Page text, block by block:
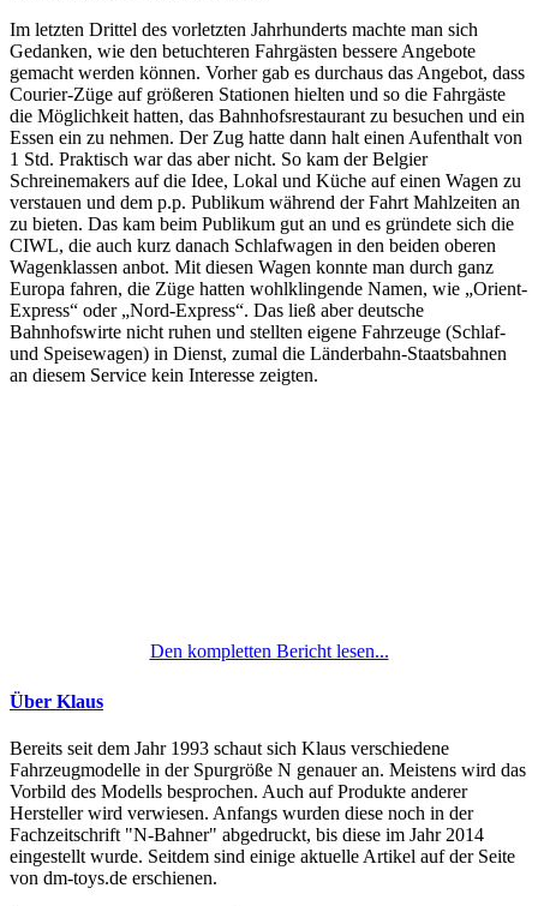
Im letzten Drittel des vorletzten Jahrhunderts machte man sich
Gedanken, wie den betuchteren Fahrgästen bessere Angebote
gemacht werden können. Vorher gab es durchaus das Angebot, dass
Courier-Züge auf größeren Stationen hielten und so die Fahrgäste
die Möglichkeit hatten, das Bahnhofsrestaurant zu besuchen und ein
Essen ein zu nehmen. Der Zug hatte dann halt einen Aufenthalt von
1 Std. Praktisch war das aber nicht. So kam der Belgier
Schreinemakers auf die Idee, Lokal und Küche auf einen Wagen zu
verstauen und dem p.p. Publikum während der Fahrt Mahlzeiten an
zu bieten. Das kam beim Publikum gut an und es gründete sich die
CIWL, die auch kurz danach Schlafwagen in den beiden oberen
Wagenklassen anbot. Mit diesen Wagen konnte man durch ganz
Europa fahren, die Züge hatten wohlklingende Namen, wie „Orient-
Express“ oder „Nord-Express“. Das ließ aber deutsche
Bahnhofswirte nicht ruhen und stellten eigene Fahrzeuge (Schlaf-
und Speisewagen) in Dienst, zumal die Länderbahn-Staatsbahnen
an diesem Service kein Interesse zeigten.
Den kompletten Bericht lesen...
Über Klaus
Bereits seit dem Jahr 1993 schaut sich Klaus verschiedene
Fahrzeugmodelle in der Spurgröße N genauer an. Meistens wird das
Vorbild des Modells besprochen. Auch auf Produkte anderer
Hersteller wird verwiesen. Anfangs wurden diese noch in der
Fachzeitschrift "N-Bahner" abgedruckt, bis diese im Jahr 2014
eingestellt wurde. Seitdem sind einige aktuelle Artikel auf der Seite
von dm-toys.de erschienen.